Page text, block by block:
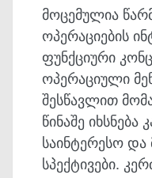
მოცემულია
ოპერაციების
ფუნქციური
ოპერა­ციული
შესწავლით
წინაშე
საინტერესო
სპექტივები.